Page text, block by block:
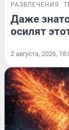
РАЗВЛЕЧЕНИЯ
Даже
осилят
2 августа, 2026,